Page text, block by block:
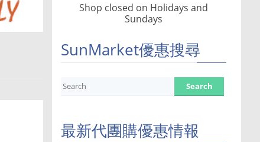
Shop closed on Holidays and
Sundays
SunMarket優惠搜尋
最新代團購優惠情報